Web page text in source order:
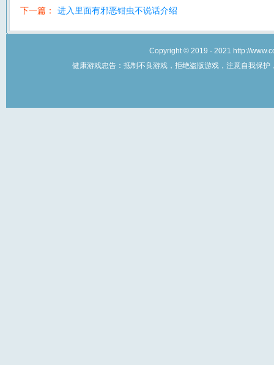
下一篇： 进入里面有邪恶钳虫不说话介绍
Copyright © 2019 - 2021 http://
健康游戏忠告：抵制不良游戏，拒绝盗版游戏，注意自我保